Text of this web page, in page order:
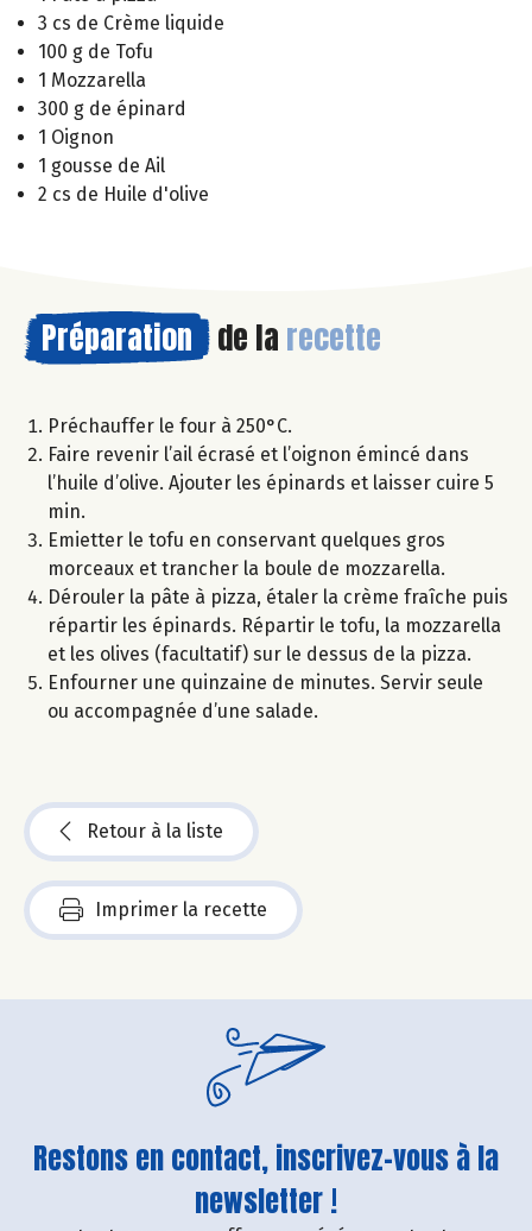
3 cs de Crème liquide
100 g de Tofu
1 Mozzarella
300 g de épinard
1 Oignon
1 gousse de Ail
2 cs de Huile d'olive
Préparation de la recette
Préchauffer le four à 250°C.
Faire revenir l’ail écrasé et l’oignon émincé dans
l’huile d’olive. Ajouter les épinards et laisser cuire 5
min.
Emietter le tofu en conservant quelques gros
morceaux et trancher la boule de mozzarella.
Dérouler la pâte à pizza, étaler la crème fraîche puis
répartir les épinards. Répartir le tofu, la mozzarella
et les olives (facultatif) sur le dessus de la pizza.
Enfourner une quinzaine de minutes. Servir seule
ou accompagnée d’une salade.
Retour à la liste
Imprimer la recette
Restons en contact, inscrivez-vous à la
newsletter !